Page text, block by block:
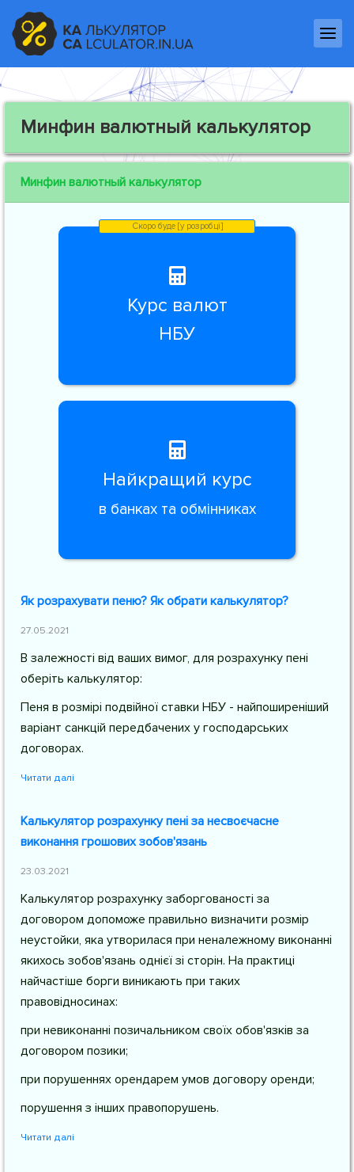
Минфин валютный калькулятор
Минфин валютный калькулятор
Курс валют
НБУ
Найкращий курс
в банках та обмінниках
Як розрахувати пеню? Як обрати калькулятор?
27.05.2021
В залежності від ваших вимог, для розрахунку пені
оберіть калькулятор:
Пеня в розмірі подвійної ставки НБУ - найпоширеніший
варіант санкцій передбачених у господарських
договорах.
Читати далі
Калькулятор розрахунку пені за несвоєчасне
виконання грошових зобов'язань
23.03.2021
Калькулятор розрахунку заборгованості за
договором допоможе правильно визначити розмір
неустойки, яка утворилася при неналежному виконанні
якихось зобов'язань однієї зі сторін. На практиці
найчастіше борги виникають при таких
правовідносинах:
при невиконанні позичальником своїх обов'язків за
договором позики;
при порушеннях орендарем умов договору оренди;
порушення з інших правопорушень.
Читати далі